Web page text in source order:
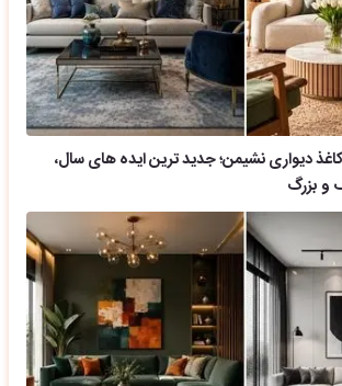
دیواری نشیمن؛ جدید ترین ایده های سال،
بزرگ